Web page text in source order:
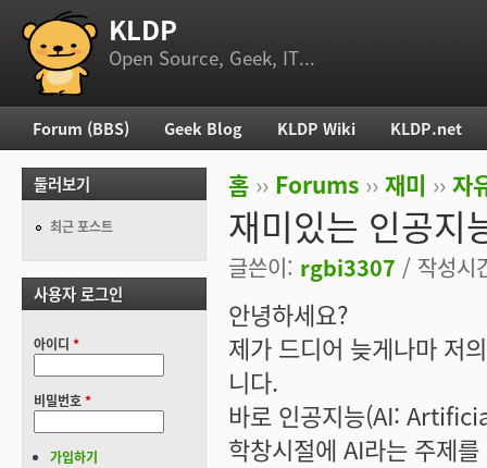
부 메뉴 KLDP
Open Source, Geek, IT...
현재 위치
홈 ›› Forums ›› 재미 ›› 자
재미있는 인공지
글쓴이: rgbi3307 / 작성시
안녕하세요?
제가 드디어 늦게나마 저
니다.
바로 인공지능(AI:
학창시절에 AI라는 주제
주 메뉴
Forum (BBS) Geek Blog KLDP Wiki KLDP.net
둘러보기
최근 포스트
사용자 로그인
아이디 *
비밀번호*
가입하기